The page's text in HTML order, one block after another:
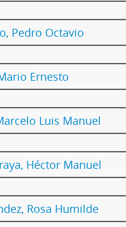
Pedro Octavio
Ernesto
Luis Manuel
Héctor Manuel
Rosa Humilde